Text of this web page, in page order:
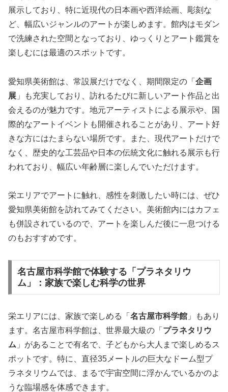
展示しており、特に近現代の日本画や西洋絵画、彫刻な
ど、幅広いジャンルのアートが楽しめます。館内はモダン
で洗練された空間となっており、ゆっくりとアート鑑賞を
楽しむには最適のスポットです。
愛知県美術館は、常設展だけでなく、期間限定の「 企画
展 」も充実しており、訪れるたびに新しいアート作品と出
会えるのが魅力です。地元アーティストによる展示や、国
際的なアートイベントも開催されることがあり、アート好
きな方にはたまらない場所です。また、現代アートだけで
なく、歴史的な工芸品や日本の伝統文化に触れる展示も行
われており、幅広い年齢層に楽しんでいただけます。
栄エリアでアートに触れ、感性を刺激したい時には、ぜひ
愛知県美術館を訪れてみてください。美術館内にはカフェ
も併設されているので、アートを楽しんだ後に一息つける
のもおすすめです。
名古屋市科学館で体験する「プラネタリウ
ム」：家族で楽しむ科学の世界
栄エリアには、家族で楽しめる「 名古屋市科学館 」もあり
ます。名古屋市科学館は、世界最大級の「 プラネタリウ
ム 」があることで有名で、子どもから大人まで楽しめるス
ポットです。特に、直径35メートルの巨大なドーム型プ
ラネタリウムでは、まるで宇宙空間に浮かんでいるかのよ
うな臨場感を体感できます。